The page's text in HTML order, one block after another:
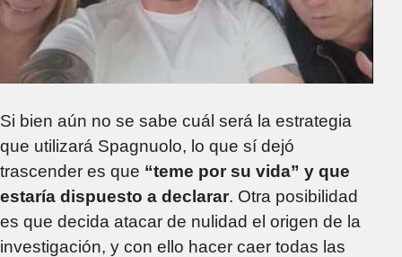
Si bien aún no se sabe cuál será la estrategia
que utilizará Spagnuolo, lo que sí dejó
trascender es que “teme por su vida” y que
estaría dispuesto a declarar. Otra posibilidad
es que decida atacar de nulidad el origen de la
investigación, y con ello hacer caer todas las